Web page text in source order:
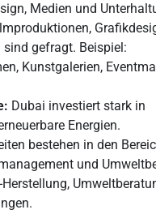
Medien und
gefragt. Beispiel:
Kunstgalerien,
Dubai investiert stark in
Energien.
bestehen in den
und